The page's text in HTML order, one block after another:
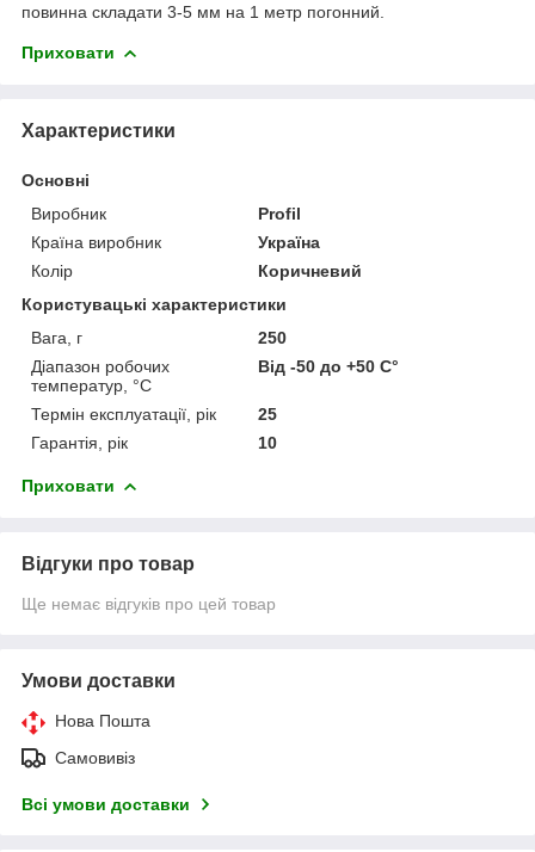
повинна складати 3-5 мм на 1 метр погонний.
Приховати
Характеристики
Основні
Виробник
Profil
Країна виробник
Україна
Колір
Коричневий
Користувацькі характеристики
Вага, г
250
Діапазон робочих
температур, °С
Від -50 до +50 С°
Термін експлуатації, рік
25
Гарантія, рік
10
Приховати
Відгуки про товар
Ще немає відгуків про цей товар
Умови доставки
Нова Пошта
Самовивіз
Всі умови доставки